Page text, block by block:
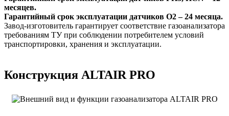
месяцев.
Гарантийный срок эксплуатации датчиков O2 – 24 месяца.
Завод-изготовитель гарантирует соответствие газоанализатора
требованиям ТУ при соблюдении потребителем условий
транспортировки, хранения и эксплуатации.
Конструкция ALTAIR PRO